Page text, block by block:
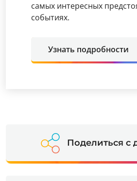
самых интересных
событиях.
Узнать подробности
Поделиться с